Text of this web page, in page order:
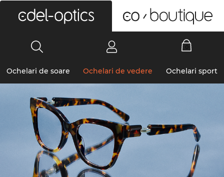
Ochelari de soare Ochelari de vedere Ochelari sport